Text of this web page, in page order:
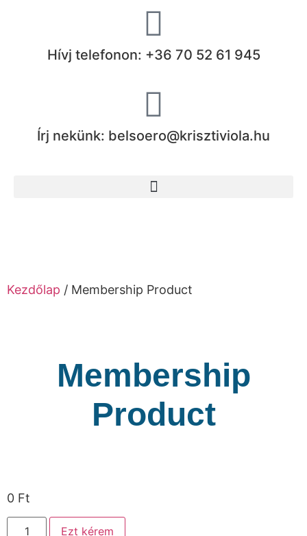
Hívj telefonon: +36 70 52 61 945
Írj nekünk: belsoero@krisztiviola.hu
Kezdőlap / Membership Product
Membership
Product
0 Ft
Ezt kérem